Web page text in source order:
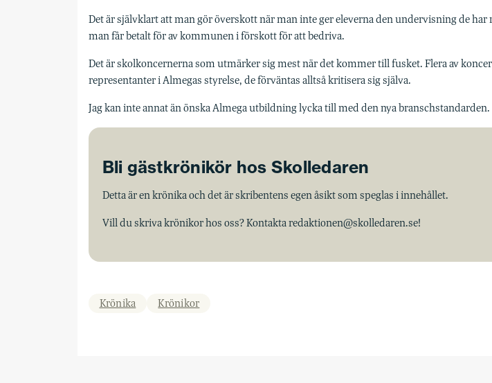
Det är självklart att man gör överskott när man inte ger eleverna den undervisning de
man får betalt för av kommunen i förskott för att bedriva.
Det är skolkoncernerna som utmärker sig mest när det kommer till fusket. Flera av
representanter i Almegas styrelse, de förväntas alltså kritisera sig själva.
Jag kan inte annat än önska Almega utbildning lycka till med den nya branschstandarden.
Bli gästkrönikör hos Skolledaren
Detta är en krönika och det är skribentens egen åsikt som speglas i innehållet.
Vill du skriva krönikor hos oss? Kontakta redaktionen@skolledaren.se!
Krönika Krönikor